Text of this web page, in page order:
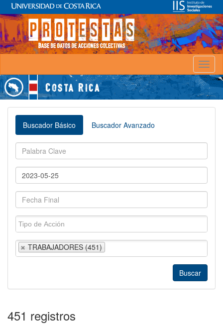
Buscador Básico Buscador Avanzado
TRABAJADORES (451)
451 registros